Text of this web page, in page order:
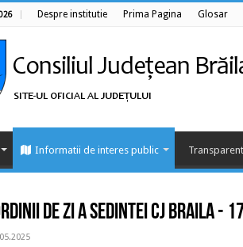
Despre institutie Prima Pagina Glosar
Informatii de interes public
de zi a sedintei CJ BRAILA -